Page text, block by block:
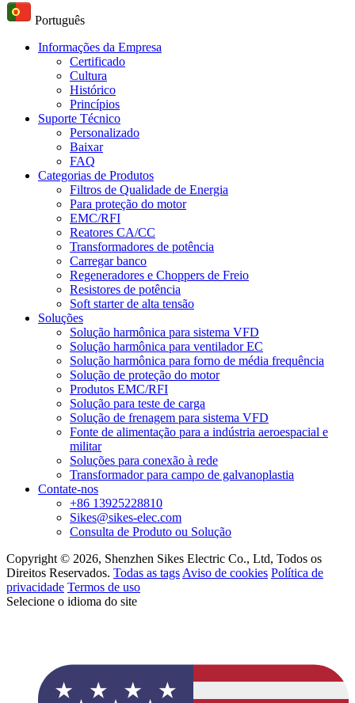
Português
Informações da Empresa
Certificado
Cultura
Histórico
Princípios
Suporte Técnico
Personalizado
Baixar
FAQ
Categorias de Produtos
Filtros de Qualidade de Energia
Para proteção do motor
EMC/RFI
Reatores CA/CC
Transformadores de potência
Carregar banco
Regeneradores e Choppers de Freio
Resistores de potência
Soft starter de alta tensão
Soluções
Solução harmônica para sistema VFD
Solução harmônica para ventilador EC
Solução harmônica para forno de média frequência
Solução de proteção do motor
Produtos EMC/RFI
Solução para teste de carga
Solução de frenagem para sistema VFD
Fonte de alimentação para a indústria aeroespacial e
militar
Soluções para conexão à rede
Transformador para campo de galvanoplastia
Contate-nos
+86 13925228810
Sikes@sikes-elec.com
Consulta de Produto ou Solução
Copyright © 2026, Shenzhen Sikes Electric Co., Ltd, Todos os
Direitos Reservados. Todas as tags Aviso de cookies Política de
privacidade Termos de uso
Selecione o idioma do site